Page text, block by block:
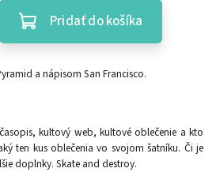
Pridať do košíka
a nápisom San Francisco.
kultový web, kultové oblečenie a kto
ten kus oblečenia vo svojom šatníku. Či je
doplnky. Skate and destroy.